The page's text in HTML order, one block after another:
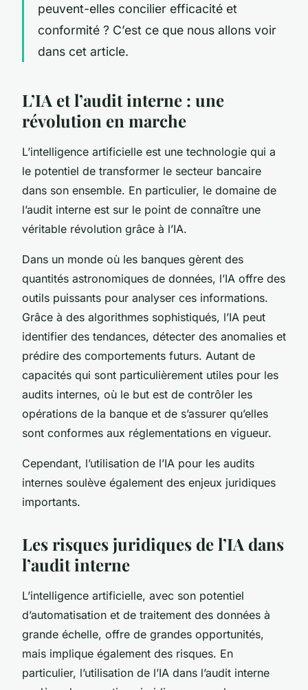
peuvent-elles concilier efficacité et
conformité ? C’est ce que nous allons voir
dans cet article.
L’IA et l’audit interne : une
révolution en marche
L’intelligence artificielle est une technologie qui a
le potentiel de transformer le secteur bancaire
dans son ensemble. En particulier, le domaine de
l’audit interne est sur le point de connaître une
véritable révolution grâce à l’IA.
Dans un monde où les banques gèrent des
quantités astronomiques de données, l’IA offre des
outils puissants pour analyser ces informations.
Grâce à des algorithmes sophistiqués, l’IA peut
identifier des tendances, détecter des anomalies et
prédire des comportements futurs. Autant de
capacités qui sont particulièrement utiles pour les
audits internes, où le but est de contrôler les
opérations de la banque et de s’assurer qu’elles
sont conformes aux réglementations en vigueur.
Cependant, l’utilisation de l’IA pour les audits
internes soulève également des enjeux juridiques
importants.
Les risques juridiques de l’IA dans
l’audit interne
L’intelligence artificielle, avec son potentiel
d’automatisation et de traitement des données à
grande échelle, offre de grandes opportunités,
mais implique également des risques. En
particulier, l’utilisation de l’IA dans l’audit interne